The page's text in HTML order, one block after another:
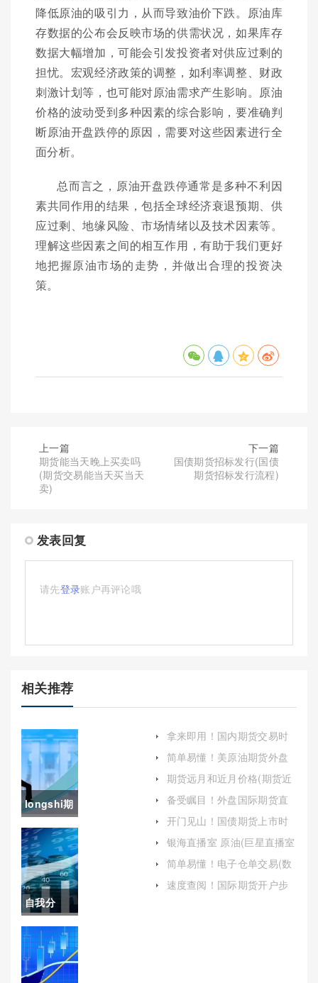
降低原油的吸引力，从而导致油价下跌。原油库
存数据的公布会反映市场的供需状况，如果库存
数据大幅增加，可能会引发投资者对供应过剩的
担忧。宏观经济政策的调整，如利率调整、财政
刺激计划等，也可能对原油需求产生影响。原油
价格的波动受到多种因素的综合影响，要准确判
断原油开盘跌停的原因，需要对这些因素进行全
面分析。
总而言之，原油开盘跌停通常是多种不利因
素共同作用的结果，包括全球经济衰退预期、供
应过剩、地缘风险、市场情绪以及技术因素等。
理解这些因素之间的相互作用，有助于我们更好
地把握原油市场的走势，并做出合理的投资决
策。
上一篇
期货能当天晚上买卖吗
(期货交易能当天买当天
卖)
下一篇
国债期货招标发行(国债
期货招标发行流程)
发表回复
请先登录账户再评论哦
相关推荐
longshi期
货
(longshort
期货)
自我分
析！黄金
白银期货
拿来即用！国内期货交易时
场脉搏)
简单易懂！美原油期货外盘
和风险管理能力）
期货远月和近月价格(期货近
备受瞩目！外盘国际期货直
获取交易信号)
开门见山！国债期货上市时
银海直播室 原油(巨星直播室
简单易懂！电子仓单交易(数
速度查阅！国际期货开户步